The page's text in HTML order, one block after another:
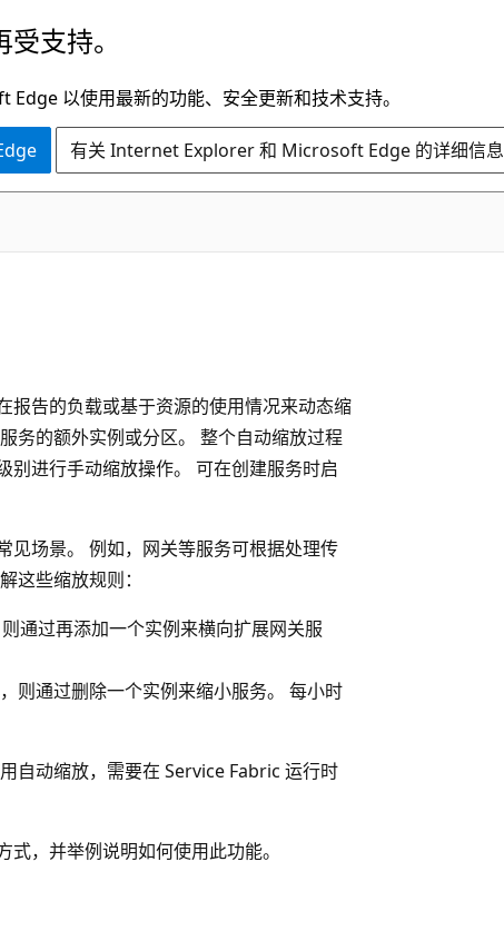
支持。
以使用最新的功能、安全更新和技术支持。
有关 Internet Explorer 和 Microsoft Edge 的详细信息
报告的负载或基于资源的使用情况来动态缩
务的额外实例或分区。 整个自动缩放过程
别进行手动缩放操作。 可在创建服务时启
见场景。 例如，网关等服务可根据处理传
这些缩放规则：
通过再添加一个实例来横向扩展网关服
则通过删除一个实例来缩小服务。 每小时
自动缩放，需要在 Service Fabric 运行时
，并举例说明如何使用此功能。